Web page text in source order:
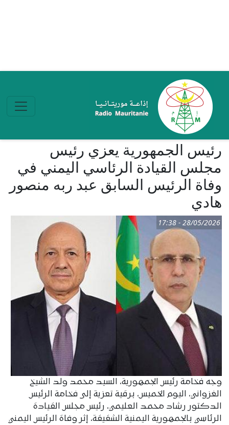
رئيس الجمهورية يعزي رئيس
مجلس القيادة الرئاسي اليمني في
وفاة الرئيس السابق عبد ربه منصور
هادي
28/05/2026 - 17:38
وجه فخامة رئيس الجمهورية، السيد محمد ولد الشيخ
الغزواني، اليوم الخميس، برقية تعزية إلى فخامة الرئيس
الدكتور رشاد محمد العليمي، رئيس مجلس القيادة
الرئاسي بالجمهورية اليمنية الشقيقة، إثر وفاة الرئيس اليمني